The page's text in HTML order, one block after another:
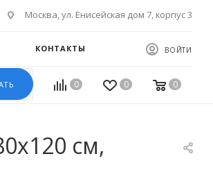
Москва, ул. Енисейская дом 7, корпус 3
КОНТАКТЫ ВОЙТИ
0 0 0
см,